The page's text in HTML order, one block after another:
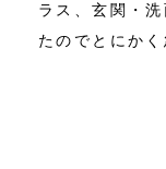
ラス、玄関・
たのでとにか